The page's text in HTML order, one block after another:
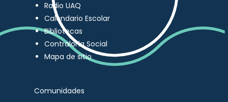
Radio UAQ
Calendario Escolar
Bibliotecas
Contraloría Social
Mapa de sitio
Comunidades